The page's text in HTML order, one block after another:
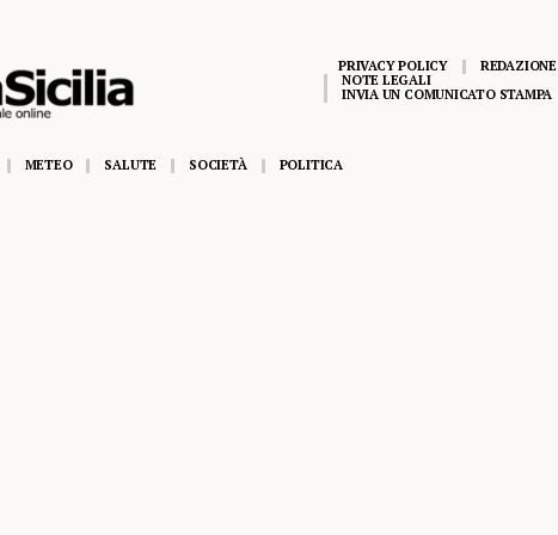
PRIVACY POLICY
REDAZIONE
NOTE LEGALI
INVIA UN COMUNICATO STAMPA
METEO SALUTE SOCIETÀ POLITICA